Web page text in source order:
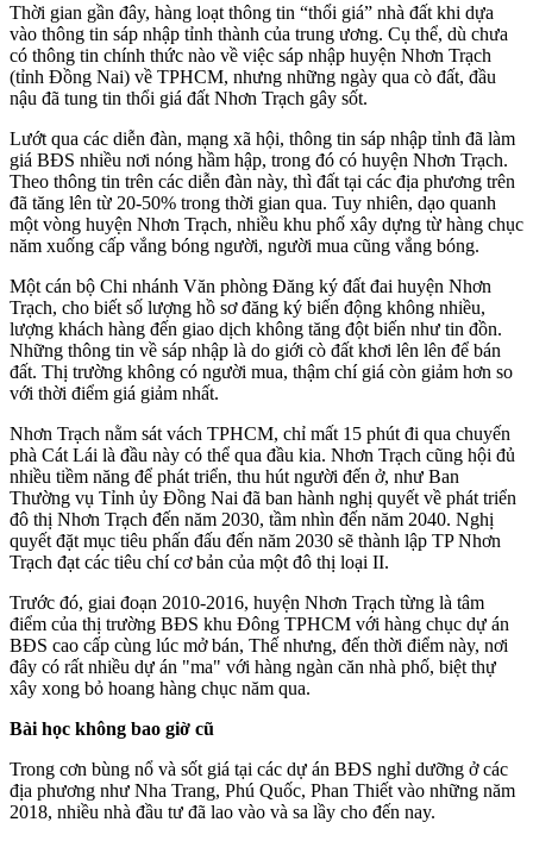
Thời gian gần đây, hàng loạt thông tin “thổi giá” nhà đất khi dựa
vào thông tin sáp nhập tỉnh thành của trung ương. Cụ thể, dù chưa
có thông tin chính thức nào về việc sáp nhập huyện Nhơn Trạch
(tỉnh Đồng Nai) về TPHCM, nhưng những ngày qua cò đất, đầu
nậu đã tung tin thổi giá đất Nhơn Trạch gây sốt.
Lướt qua các diễn đàn, mạng xã hội, thông tin sáp nhập tỉnh đã làm
giá BĐS nhiều nơi nóng hầm hập, trong đó có huyện Nhơn Trạch.
Theo thông tin trên các diễn đàn này, thì đất tại các địa phương trên
đã tăng lên từ 20-50% trong thời gian qua. Tuy nhiên, dạo quanh
một vòng huyện Nhơn Trạch, nhiều khu phố xây dựng từ hàng chục
năm xuống cấp vắng bóng người, người mua cũng vắng bóng.
Một cán bộ Chi nhánh Văn phòng Đăng ký đất đai huyện Nhơn
Trạch, cho biết số lượng hồ sơ đăng ký biến động không nhiều,
lượng khách hàng đến giao dịch không tăng đột biến như tin đồn.
Những thông tin về sáp nhập là do giới cò đất khơi lên lên để bán
đất. Thị trường không có người mua, thậm chí giá còn giảm hơn so
với thời điểm giá giảm nhất.
Nhơn Trạch nằm sát vách TPHCM, chỉ mất 15 phút đi qua chuyến
phà Cát Lái là đầu này có thể qua đầu kia. Nhơn Trạch cũng hội đủ
nhiều tiềm năng để phát triển, thu hút người đến ở, như Ban
Thường vụ Tỉnh ủy Đồng Nai đã ban hành nghị quyết về phát triển
đô thị Nhơn Trạch đến năm 2030, tầm nhìn đến năm 2040. Nghị
quyết đặt mục tiêu phấn đấu đến năm 2030 sẽ thành lập TP Nhơn
Trạch đạt các tiêu chí cơ bản của một đô thị loại II.
Trước đó, giai đoạn 2010-2016, huyện Nhơn Trạch từng là tâm
điểm của thị trường BĐS khu Đông TPHCM với hàng chục dự án
BĐS cao cấp cùng lúc mở bán, Thế nhưng, đến thời điểm này, nơi
đây có rất nhiều dự án "ma" với hàng ngàn căn nhà phố, biệt thự
xây xong bỏ hoang hàng chục năm qua.
Bài học không bao giờ cũ
Trong cơn bùng nổ và sốt giá tại các dự án BĐS nghỉ dưỡng ở các
địa phương như Nha Trang, Phú Quốc, Phan Thiết vào những năm
2018, nhiều nhà đầu tư đã lao vào và sa lầy cho đến nay.